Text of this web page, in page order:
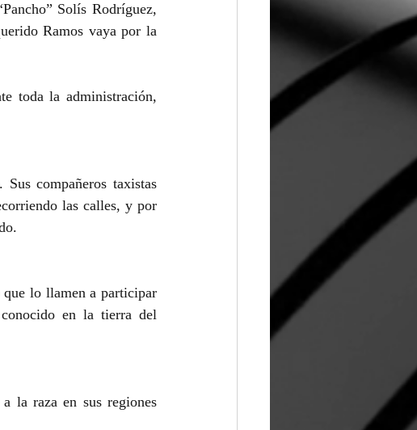
Solís Rodríguez,
Ramos vaya por la
toda la administración,
compañeros taxistas
las calles, y por
que lo llamen a participar
en la tierra del
la raza en sus regiones